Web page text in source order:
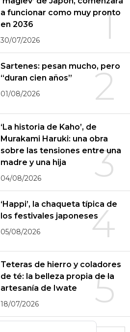
1
a funcionar como muy pronto
en 2036
30/07/2026
2
Sartenes: pesan mucho, pero
“duran cien años”
01/08/2026
3
‘La historia de Kaho’, de
Murakami Haruki: una obra
sobre las tensiones entre una
madre y una hija
04/08/2026
4
‘Happi’, la chaqueta típica de
los festivales japoneses
05/08/2026
5
Teteras de hierro y coladores
de té: la belleza propia de la
artesanía de Iwate
18/07/2026